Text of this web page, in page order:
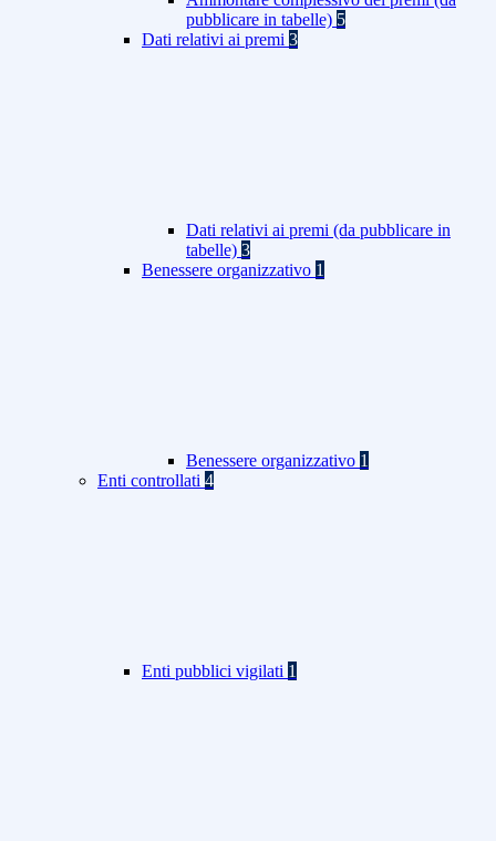
pubblicare in tabelle) 5
Dati relativi ai premi 3
Dati relativi ai premi (da pubblicare in
tabelle) 3
Benessere organizzativo 1
Benessere organizzativo 1
Enti controllati 4
Enti pubblici vigilati 1